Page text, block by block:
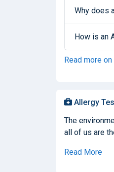
Why does
How is an
Read more
Allergy
The
all of us are
Read More